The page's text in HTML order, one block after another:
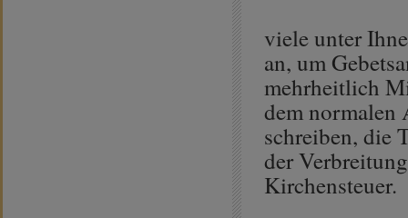
viele unter
an, um
mehrheitlich
dem normalen
schreiben, die
der
Kirchensteuer.